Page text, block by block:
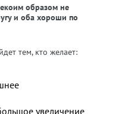
образом не
и оба хороши по
тем, кто желает:
увеличение